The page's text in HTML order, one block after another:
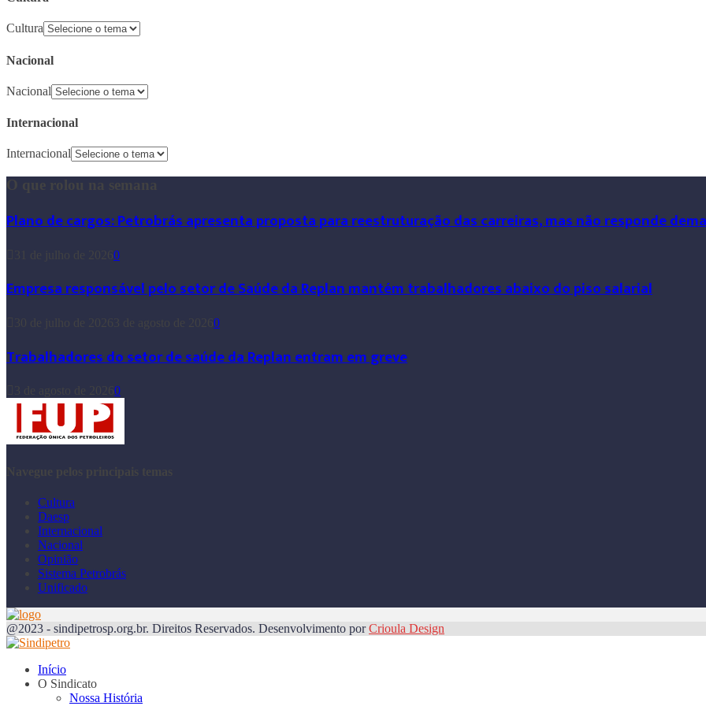
Cultura
Nacional
Nacional
Internacional
Internacional
O que rolou na semana
Plano de cargos: Petrobrás apresenta proposta para reestruturação das carreiras, mas não responde
0
Empresa responsável pelo setor de Saúde da Replan mantém trabalhadores abaixo do piso salarial
0
Trabalhadores do setor de saúde da Replan entram em greve
0
Navegue pelos principais temas
Cultura
Daesp
Internacional
Nacional
Opinião
Sistema Petrobrás
Unificado
@2023 - sindipetrosp.org.br. Direitos Reservados. Desenvolvimento porCrioula Design
Início
O Sindicato
Nossa História